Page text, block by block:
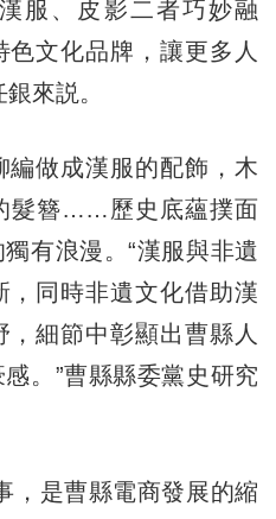
服、皮影二者巧妙融
文化品牌，讓更多人
來説。
做成漢服的配飾，木
髮簪……歷史底蘊撲面
有浪漫。“漢服與非遺
，同時非遺文化借助漢
細節中彰顯出曹縣人
。”曹縣縣委黨史研究
是曹縣電商發展的縮